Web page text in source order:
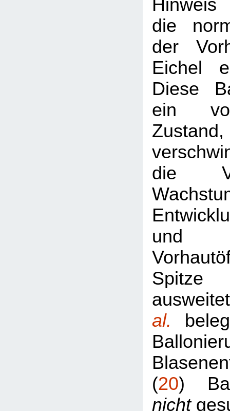
die
der
Eichel
Diese
ein
die
und
Spitze
al.
(20)
nicht